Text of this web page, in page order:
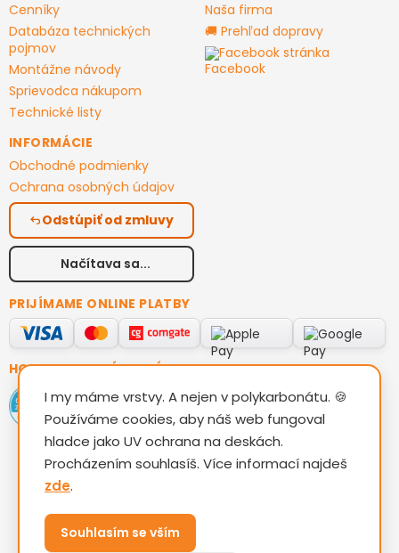
Cenníky
Databáza technických
pojmov
Montážne návody
Sprievodca nákupom
Technické listy
Naša firma
🚚 Prehľad dopravy
Facebook stránka
INFORMÁCIE
Obchodné podmienky
Ochrana osobných údajov
Odstúpiť od zmluvy
Načítava sa...
PRIJÍMAME ONLINE PLATBY
HODNOTENIE ZÁKAZNÍKOV
Vytvoril Shoptet
I my máme vrstvy. A nejen v polykarbonátu. 🍪
Používáme cookies, aby náš web fungoval
hladce jako UV ochrana na deskách.
Procházením souhlasíš. Více informací najdeš
zde.
Souhlasím se vším